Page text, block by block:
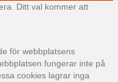
Ditt val kommer att
för webbplatsens
fungerar inte på
cookies lagrar inga